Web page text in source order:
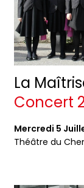
La
Concert
Mercredi 5
Théâtre du